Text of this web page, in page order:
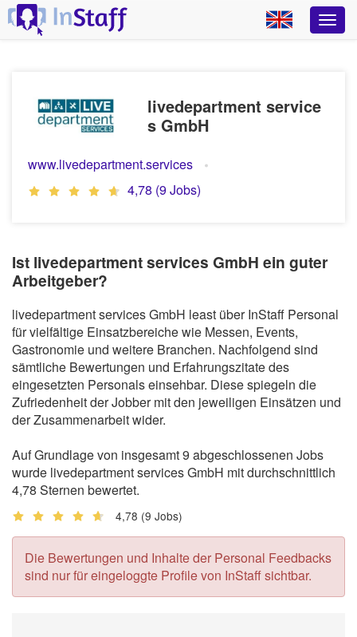
livedepartment service
s GmbH
www.livedepartment.services
4,78 (9 Jobs)
Ist livedepartment services GmbH ein guter
Arbeitgeber?
livedepartment services GmbH least über InStaff Personal
für vielfältige Einsatzbereiche wie Messen, Events,
Gastronomie und weitere Branchen. Nachfolgend sind
sämtliche Bewertungen und Erfahrungszitate des
eingesetzten Personals einsehbar. Diese spiegeln die
Zufriedenheit der Jobber mit den jeweiligen Einsätzen und
der Zusammenarbeit wider.
Auf Grundlage von insgesamt 9 abgeschlossenen Jobs
wurde livedepartment services GmbH mit durchschnittlich
4,78 Sternen bewertet.
4,78 (9 Jobs)
Die Bewertungen und Inhalte der Personal Feedbacks
sind nur für eingeloggte Profile von InStaff sichtbar.